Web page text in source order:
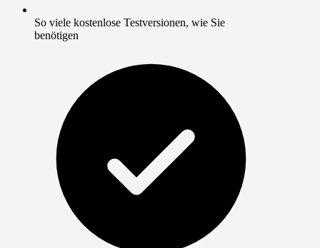
So viele kostenlose Testversionen, wie Sie
benötigen